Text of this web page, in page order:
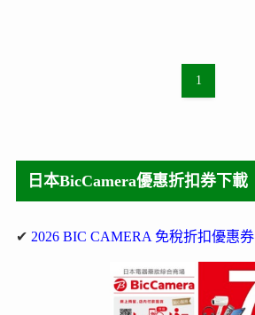
1
日本BicCamera優惠折扣券下載
✔ 2026 BIC CAMERA 免稅折扣優惠券